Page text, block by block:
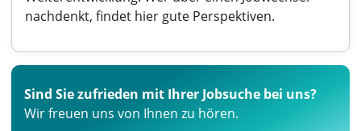
nachdenkt, findet hier gute Perspektiven.
Sind Sie zufrieden mit Ihrer Jobsuche bei uns?
Wir freuen uns von Ihnen zu hören.